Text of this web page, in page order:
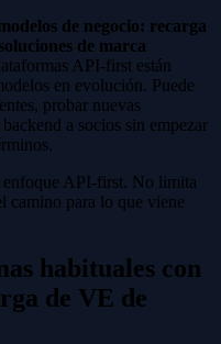
de negocio: recarga
de marca
API-first están
en evolución. Puede
probar nuevas
a socios sin empezar
API-first. No limita
camino para lo que viene
habituales con
de VE de